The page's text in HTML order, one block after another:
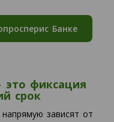
Банке
это фиксация
срок
зависят от